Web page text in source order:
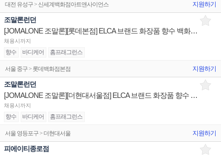
대전 유성구 > 신세계백화점아트앤사이언스 지원하기
조말론런던
[JOMALONE 조말론][롯데본점] ELCA 브랜드 화장품 향수 백화점 매장 채용
채용시까지
향수 바디케어 홈프래그런스
서울 중구 > 롯데백화점본점 지원하기
조말론런던
[JOMALONE 조말론][더현대서울점] ELCA 브랜드 화장품 향수 백화점 매장 채용
채용시까지
향수 바디케어 홈프래그런스
서울 영등포구 > 더현대서울 지원하기
피에이티종로점